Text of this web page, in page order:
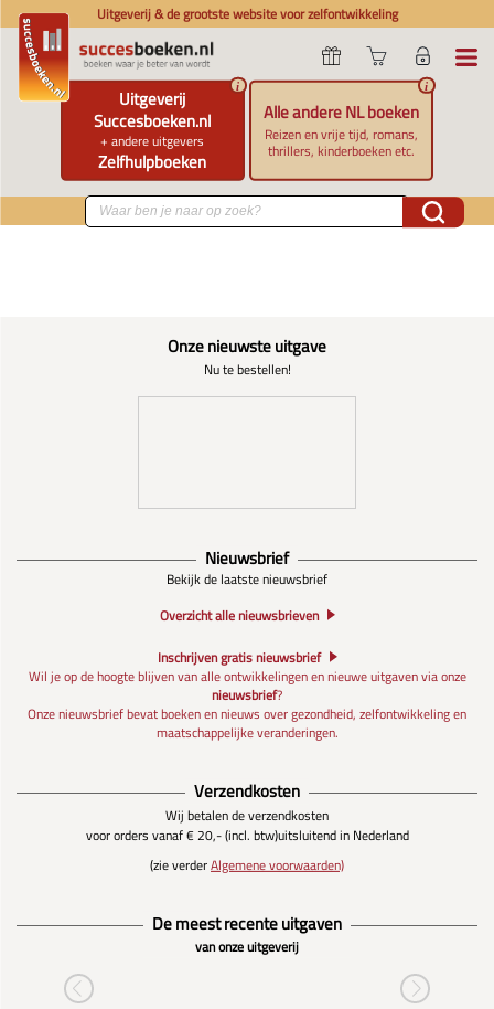
Uitgeverij & de grootste website voor zelfontwikkeling
Uitgeverij
Succesboeken.nl
+ andere uitgevers
Zelfhulpboeken
i
Alle andere NL boeken
Reizen en vrije tijd, romans,
thrillers, kinderboeken etc.
i
Onze nieuwste uitgave
Nu te bestellen!
Nieuwsbrief
Bekijk de laatste nieuwsbrief
Overzicht alle nieuwsbrieven
Inschrijven gratis nieuwsbrief
Wil je op de hoogte blijven van alle ontwikkelingen en nieuwe uitgaven via onze
nieuwsbrief?
Onze nieuwsbrief bevat boeken en nieuws over gezondheid, zelfontwikkeling en
maatschappelijke veranderingen.
Verzendkosten
Wij betalen de verzendkosten
voor orders vanaf € 20,- (incl. btw)uitsluitend in Nederland
(zie verderAlgemene voorwaarden)
De meest recente uitgaven
van onze uitgeverij